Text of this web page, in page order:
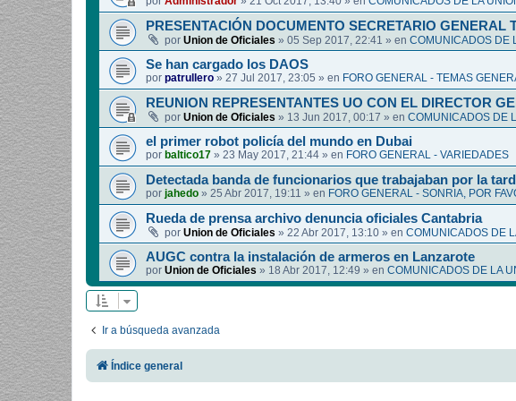
PRESENTACIÓN DOCUMENTO SECRETARIO GENERAL
por Union de Oficiales » 05 Sep 2017, 22:41 » en COMUNICADOS DE
Se han cargado los DAOS
por patrullero » 27 Jul 2017, 23:05 » en FORO GENERAL - TEMAS
REUNION REPRESENTANTES UO CON EL DIRECTOR
por Union de Oficiales » 13 Jun 2017, 00:17 » en COMUNICADOS DE
el primer robot policía del mundo en Dubai
por baltico17 » 23 May 2017, 21:44 » en FORO GENERAL - VARIEDADES
Detectada banda de funcionarios que trabajaban por la
por jahedo » 25 Abr 2017, 19:11 » en FORO GENERAL - SONRIA, POR
Rueda de prensa archivo denuncia oficiales Cantabria
por Union de Oficiales » 22 Abr 2017, 13:10 » en COMUNICADOS DE
AUGC contra la instalación de armeros en Lanzarote
por Union de Oficiales » 18 Abr 2017, 12:49 » en COMUNICADOS DE LA
Ir a búsqueda avanzada
Índice general